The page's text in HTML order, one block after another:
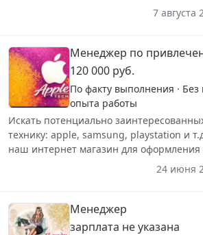
7 августа
Менеджер по
120 000 руб.
По факту выполнения · Без
опыта работы
Искать потенциально
технику: apple, samsung, playstation и
наш интернет магазин для оформления
24 июня
Менеджер
зарплата не указана